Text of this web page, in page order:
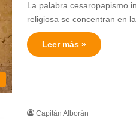
La palabra cesaropapismo
religiosa se concentran en
Leer más »
Capitán Alborán